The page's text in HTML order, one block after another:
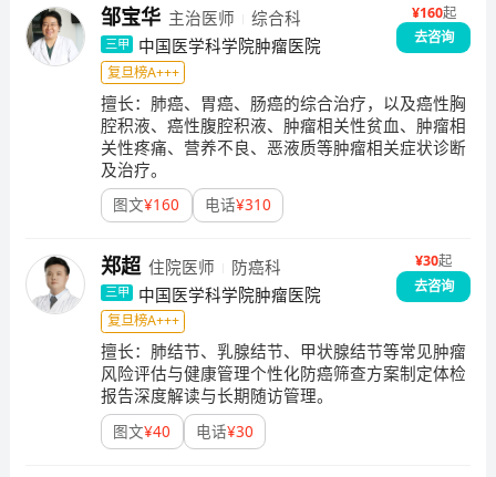
心的专门研究病房内接受治疗，由专职研究医护团队提
供全程医疗保障。出于对患者利益的保护，一个新药或
疗法在进入临床广泛使用前，必须被证实是安全有效
的。临床试验是评价新药或疗法安全性和有效性的金标
准。随着对肿瘤发生发展认识的深入，不断有新的药物
诞生，肿瘤医生需要设计和开展不同阶段的临床试验来
验证新药的疗效。人类攻克肿瘤的点滴进步， 都离不开
临床试验的功劳。
邹宝华 主治医师 综合科
三甲 中国医学科学院肿瘤医院
¥160起
去咨询
复旦榜A+++
擅长： 肺癌、胃癌、肠癌的综合治疗，以及癌性胸
腔积液、癌性腹腔积液、肿瘤相关性贫血、肿瘤相
关性疼痛、营养不良、恶液质等肿瘤相关症状诊断
及治疗。
图文¥160 电话¥310
郑超 住院医师 防癌科
三甲 中国医学科学院肿瘤医院
¥30起
去咨询
复旦榜A+++
擅长： 肺结节、乳腺结节、甲状腺结节等常见肿瘤
风险评估与健康管理个性化防癌筛查方案制定体检
报告深度解读与长期随访管理。
图文¥40 电话¥30